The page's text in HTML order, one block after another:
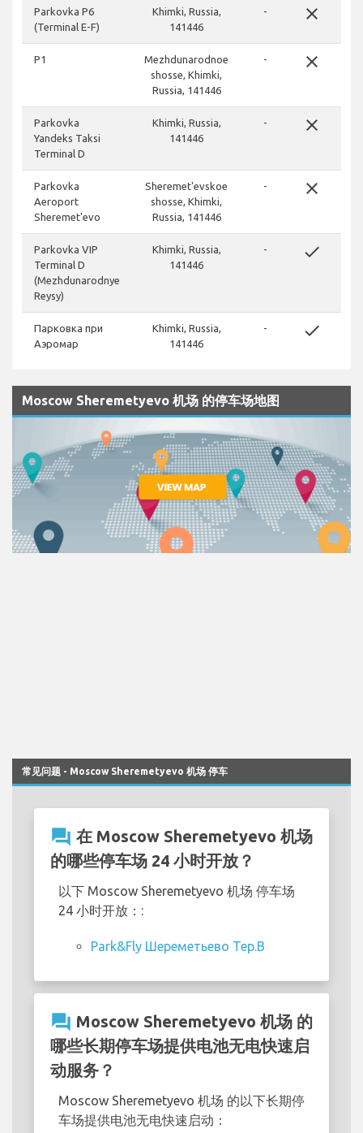
Parkovka P6
(Terminal E-F)
Khimki, Russia,
141446
- close
P1
Mezhdunarodnoe
shosse, Khimki,
Russia, 141446
- close
Parkovka
Yandeks Taksi
Terminal D
Khimki, Russia,
141446
- close
Parkovka
Aeroport
Sheremet'evo
Sheremet'evskoe
shosse, Khimki,
Russia, 141446
- close
Parkovka VIP
Terminal D
(Mezhdunarodnye
Reysy)
Khimki, Russia,
141446
- done
Парковка при
Аэромар
Khimki, Russia,
141446
- done
Moscow Sheremetyevo 机场 的停车场地图
常见问题 - Moscow Sheremetyevo 机场 停车
question_answer 在 Moscow Sheremetyevo 机场
的哪些停车场 24 小时开放？
以下 Moscow Sheremetyevo 机场 停车场
24 小时开放：:
Park&Fly Шереметьево Тер.В
question_answer Moscow Sheremetyevo 机场 的
哪些长期停车场提供电池无电快速启
动服务？
Moscow Sheremetyevo 机场 的以下长期停
车场提供电池无电快速启动：